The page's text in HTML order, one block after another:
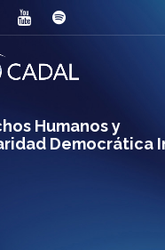
Humanos y
Democrática